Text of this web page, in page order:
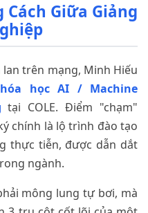
Cách Giữa Giảng
trên mạng, Minh Hiếu
học AI / Machine
tại COLE. Điểm "chạm"
chính là lộ trình đào tạo
thực tiễn, được dẫn dắt
ngành.
mông lung tự bơi, mà